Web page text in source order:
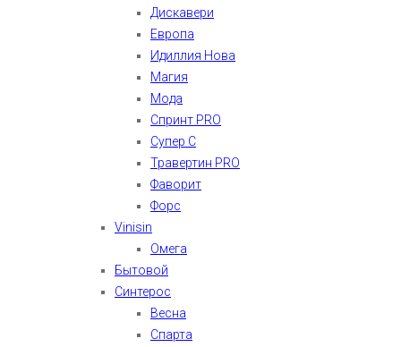
Дискавери
Европа
Идиллия Нова
Магия
Мода
Спринт PRO
Супер С
Травертин PRO
Фаворит
Форс
Vinisin
Омега
Бытовой
Синтерос
Весна
Спарта